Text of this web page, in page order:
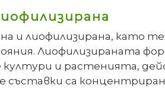
и лиофилизирана, като
Лиофилизираната
култури и растенията,
са